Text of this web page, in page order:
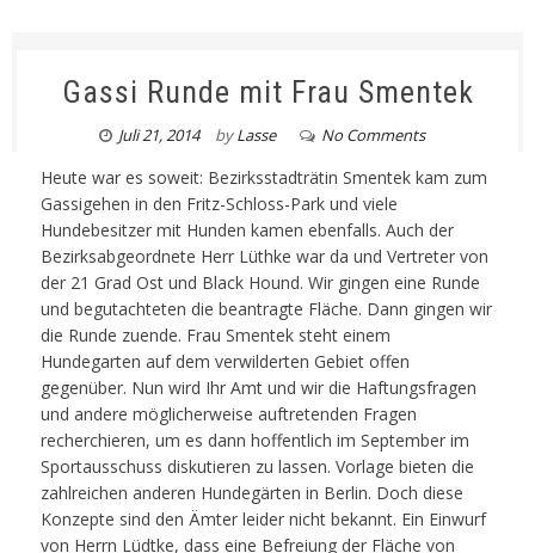
Gassi Runde mit Frau Smentek
Juli 21, 2014 byLasse No Comments
Heute war es soweit: Bezirksstadträtin Smentek kam zum
Gassigehen in den Fritz-Schloss-Park und viele
Hundebesitzer mit Hunden kamen ebenfalls. Auch der
Bezirksabgeordnete Herr Lüthke war da und Vertreter von
der 21 Grad Ost und Black Hound. Wir gingen eine Runde
und begutachteten die beantragte Fläche. Dann gingen wir
die Runde zuende. Frau Smentek steht einem
Hundegarten auf dem verwilderten Gebiet offen
gegenüber. Nun wird Ihr Amt und wir die Haftungsfragen
und andere möglicherweise auftretenden Fragen
recherchieren, um es dann hoffentlich im September im
Sportausschuss diskutieren zu lassen. Vorlage bieten die
zahlreichen anderen Hundegärten in Berlin. Doch diese
Konzepte sind den Ämter leider nicht bekannt. Ein Einwurf
von Herrn Lüdtke, dass eine Befreiung der Fläche von